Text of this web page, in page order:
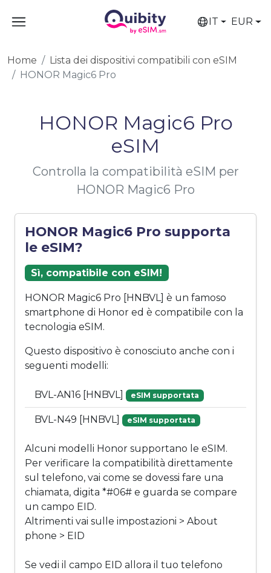
IT EUR
Home
Lista dei dispositivi compatibili con eSIM
HONOR Magic6 Pro
HONOR Magic6 Pro
eSIM
Controlla la compatibilità eSIM per
HONOR Magic6 Pro
HONOR Magic6 Pro supporta
le eSIM?
Sì, compatibile con eSIM!
HONOR Magic6 Pro [HNBVL] è un famoso
smartphone di Honor ed è compatibile con la
tecnologia eSIM.
Questo dispositivo è conosciuto anche con i
seguenti modelli:
BVL-AN16 [HNBVL] eSIM supportata
BVL-N49 [HNBVL] eSIM supportata
Alcuni modelli Honor supportano le eSIM.
Per verificare la compatibilità direttamente
sul telefono, vai come se dovessi fare una
chiamata, digita *#06# e guarda se compare
un campo EID.
Altrimenti vai sulle impostazioni > About
phone > EID
Se vedi il campo EID allora il tuo telefono